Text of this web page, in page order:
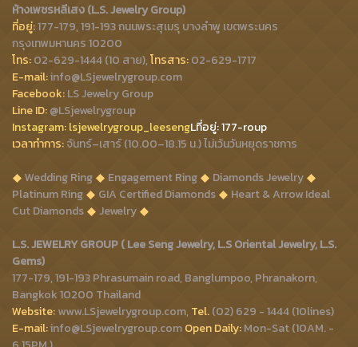
ห้างเพชรหลีเสง (L.S. Jewelry Group)
ที่อยู่:177-179, 191-193 ถนนพระสุเมรุ บางลำพู เขตพระนคร
กรุงเทพมหานคร 10200
โทร:02-629-1444 (10 สาย),โทรสาร:02-629-1717
E-mail:info@LSjewelrygroup.com
Facebook:LS Jewelry Group
Line ID:@LSjewelrygroup
Instagram:lsjewelrygroup_leesengLที่อยู่: 177-roup
เวลาทำการ:จันทร์–เสาร์ (10.00–18.15 น.) ไม่เว้นวันหยุดราชการ
Wedding Ring
Engagement Ring
Diamonds Jewelry
Platinum Ring
GIA Certified Diamonds
Heart & Arrow Ideal
Cut Diamonds
Jewelry
L.S. JEWELRY GROUP ( Lee Seng Jewelry, L.S Oriental Jewelry, L.S.
Gems)
177-179, 191-193 Phrasumain road, Banglumpoo, Phranakorn,
Bangkok 10200 Thailand
Website:www.LSjewelrygroup.com, Tel.(02) 629 - 1444 (10lines)
E-mail:info@LSjewelrygroup.comOpen Daily:Mon-Sat (10AM. -